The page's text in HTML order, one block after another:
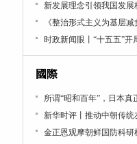
新发展理念引领我国发展
《整治形式主义为基层
时政新闻眼丨“十五五”开
國際
所谓“昭和百年”，日本真
新华时评丨推动中朝传统
金正恩观摩朝鲜国防科研